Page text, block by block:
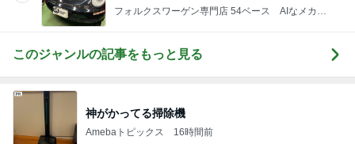
フォルクスワーゲン専門店 54ベース AIなメカニ
このジャンルの記事をもっと見る
神がかってる掃除機
Amebaトピックス 16時間前